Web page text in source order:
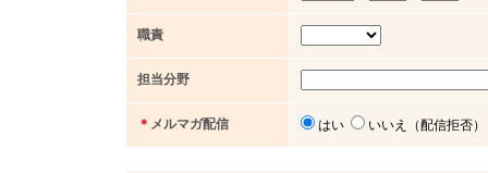
職責
担当分野
＊ メルマガ配信 はい いいえ（配信拒否）